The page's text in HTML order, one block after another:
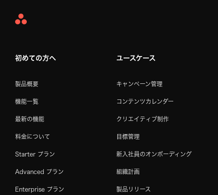
Asana
初めての方へ
製品概要
機能一覧
最新の機能
料金について
Starter プラン
Advanced プラン
Enterprise プラン
ユースケース
キャンペーン管理
コンテンツカレンダー
クリエイティブ制作
目標管理
新入社員のオンボーディング
組織計画
製品リリース